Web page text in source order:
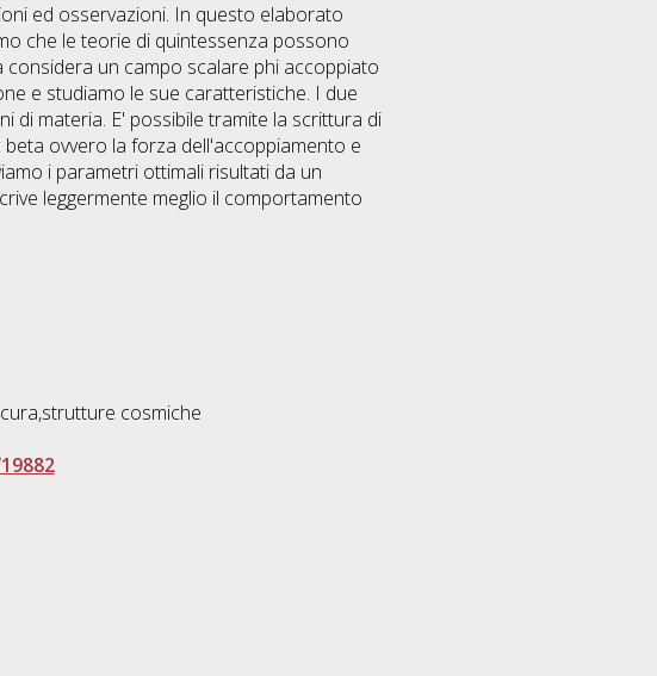
ed osservazioni. In questo elaborato
che le teorie di quintessenza possono
un campo scalare phi accoppiato
e studiamo le sue caratteristiche. I due
di materia. E' possibile tramite la scrittura di
ovvero la forza dell'accoppiamento e
i parametri ottimali risultati da un
leggermente meglio il comportamento
cosmiche